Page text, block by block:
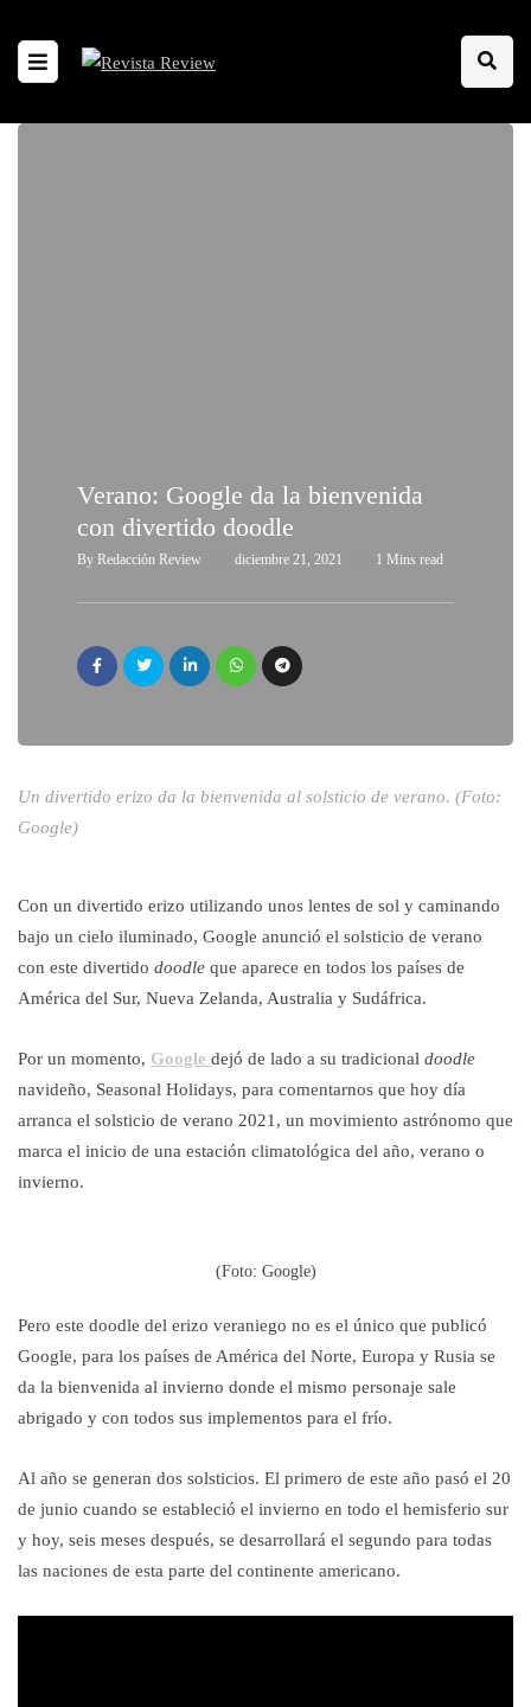
Verano: Google da la bienvenida
con divertido doodle
By Redacción Review diciembre 21, 2021 1 Mins read
Un divertido erizo da la bienvenida al solsticio de verano. (Foto:
Google)
Con un divertido erizo utilizando unos lentes de sol y caminando
bajo un cielo iluminado, Google anunció el solsticio de verano
con este divertido doodle que aparece en todos los países de
América del Sur, Nueva Zelanda, Australia y Sudáfrica.
Por un momento, Google dejó de lado a su tradicional doodle
navideño, Seasonal Holidays, para comentarnos que hoy día
arranca el solsticio de verano 2021, un movimiento astrónomo que
marca el inicio de una estación climatológica del año, verano o
invierno.
(Foto: Google)
Pero este doodle del erizo veraniego no es el único que publicó
Google, para los países de América del Norte, Europa y Rusia se
da la bienvenida al invierno donde el mismo personaje sale
abrigado y con todos sus implementos para el frío.
Al año se generan dos solsticios. El primero de este año pasó el 20
de junio cuando se estableció el invierno en todo el hemisferio sur
y hoy, seis meses después, se desarrollará el segundo para todas
las naciones de esta parte del continente americano.